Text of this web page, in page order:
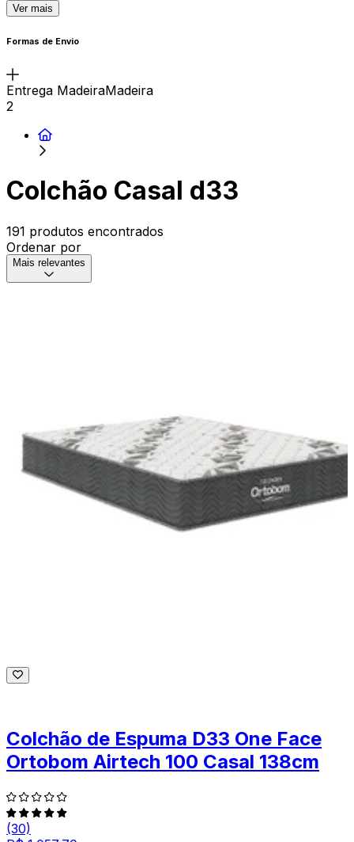
Ver mais
Formas de Envio
Entrega MadeiraMadeira
2
Colchão Casal d33
191 produtos encontrados
Ordenar por
Mais relevantes
Colchão de Espuma D33 One Face
Ortobom Airtech 100 Casal 138cm
(30)